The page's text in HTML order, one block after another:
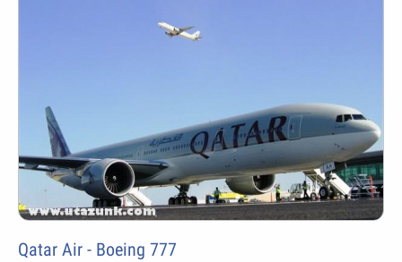
Qatar Air - Boeing 777